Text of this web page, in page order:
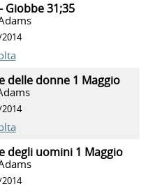
Giobbe 31;35
delle donne 1 Maggio
degli uomini 1 Maggio